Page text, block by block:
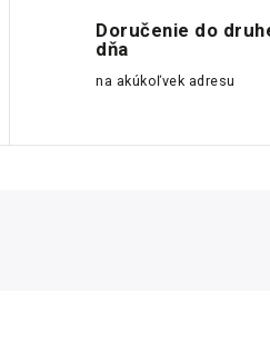
Doručenie do
dňa
na akúkoľvek adresu